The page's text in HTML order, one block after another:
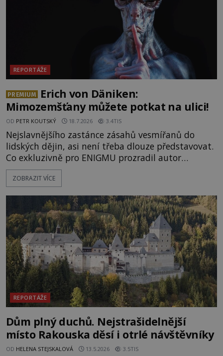
REPORTÁŽE
PREMIUM
Erich von Däniken:
Mimozemšťany můžete potkat na ulici!
OD PETR KOUTSKÝ 18.7.2026 3.4TIS
Nejslavnějšího zastánce zásahů vesmířanů do
lidských dějin, asi není třeba dlouze představovat.
Co exkluzivně pro ENIGMU prozradil autor
Vzpomínek na budoucnost, švýcarský badatel
Erich von Däniken? Orbitální stanice Viking 1
je umělá družice od povrchu Marsu vzdálena asi
1873 kilometrů, nachá
ZOBRAZIT VÍCE
REPORTÁŽE
Dům plný duchů. Nejstrašidelnější
místo Rakouska děsí i otrlé návštěvníky
OD HELENA STEJSKALOVÁ 13.5.2026 3.5TIS